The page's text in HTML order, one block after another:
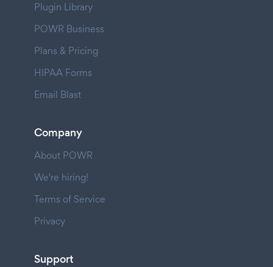
Plugin Library
POWR Business
Plans & Pricing
HIPAA Forms
Email Blast
Company
About POWR
We're hiring!
Terms of Service
Privacy
Support